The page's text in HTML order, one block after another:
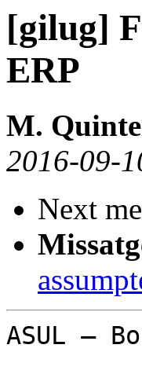
[gilug]
ERP
M.
2016-09-
Next
ASUL –